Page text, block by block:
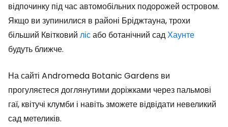
відпочинку під час автомобільних подорожей островом.
Якщо ви зупинилися в районі Бріджтауна, трохи
більший Квітковий лісабо ботанічний садХаунте
будуть ближче.
На сайті Andromeda Botanic Gardens ви
прогуляєтеся доглянутими доріжками через пальмові
гаї, квітучі клумби і навіть зможете відвідати невеликий
сад метеликів.